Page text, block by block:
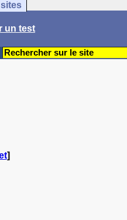
un test
]